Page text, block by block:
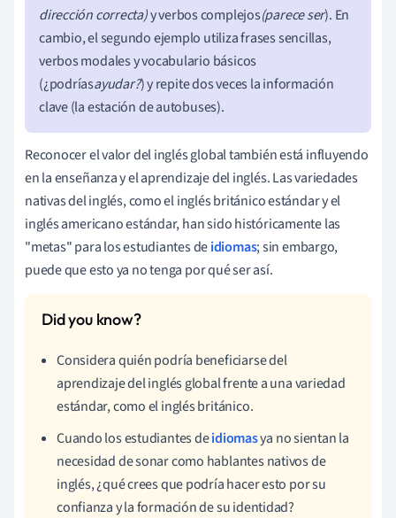
dirección correcta)y verbos complejos(parece ser). En
cambio, el segundo ejemplo utiliza frases sencillas,
verbos modales y vocabulario básicos
(¿podríasayudar?) y repite dos veces la información
clave (la estación de autobuses).
Reconocer el valor del inglés global también está influyendo
en la enseñanza y el aprendizaje del inglés. Las variedades
nativas del inglés, como el inglés británico estándar y el
inglés americano estándar, han sido históricamente las
"metas" para los estudiantes deidiomas; sin embargo,
puede que esto ya no tenga por qué ser así.
Considera quién podría beneficiarse del
aprendizaje del inglés global frente a una variedad
estándar, como el inglés británico.
Cuando los estudiantes deidiomasya no sientan la
necesidad de sonar como hablantes nativos de
inglés, ¿qué crees que podría hacer esto por su
confianza y la formación de su identidad?